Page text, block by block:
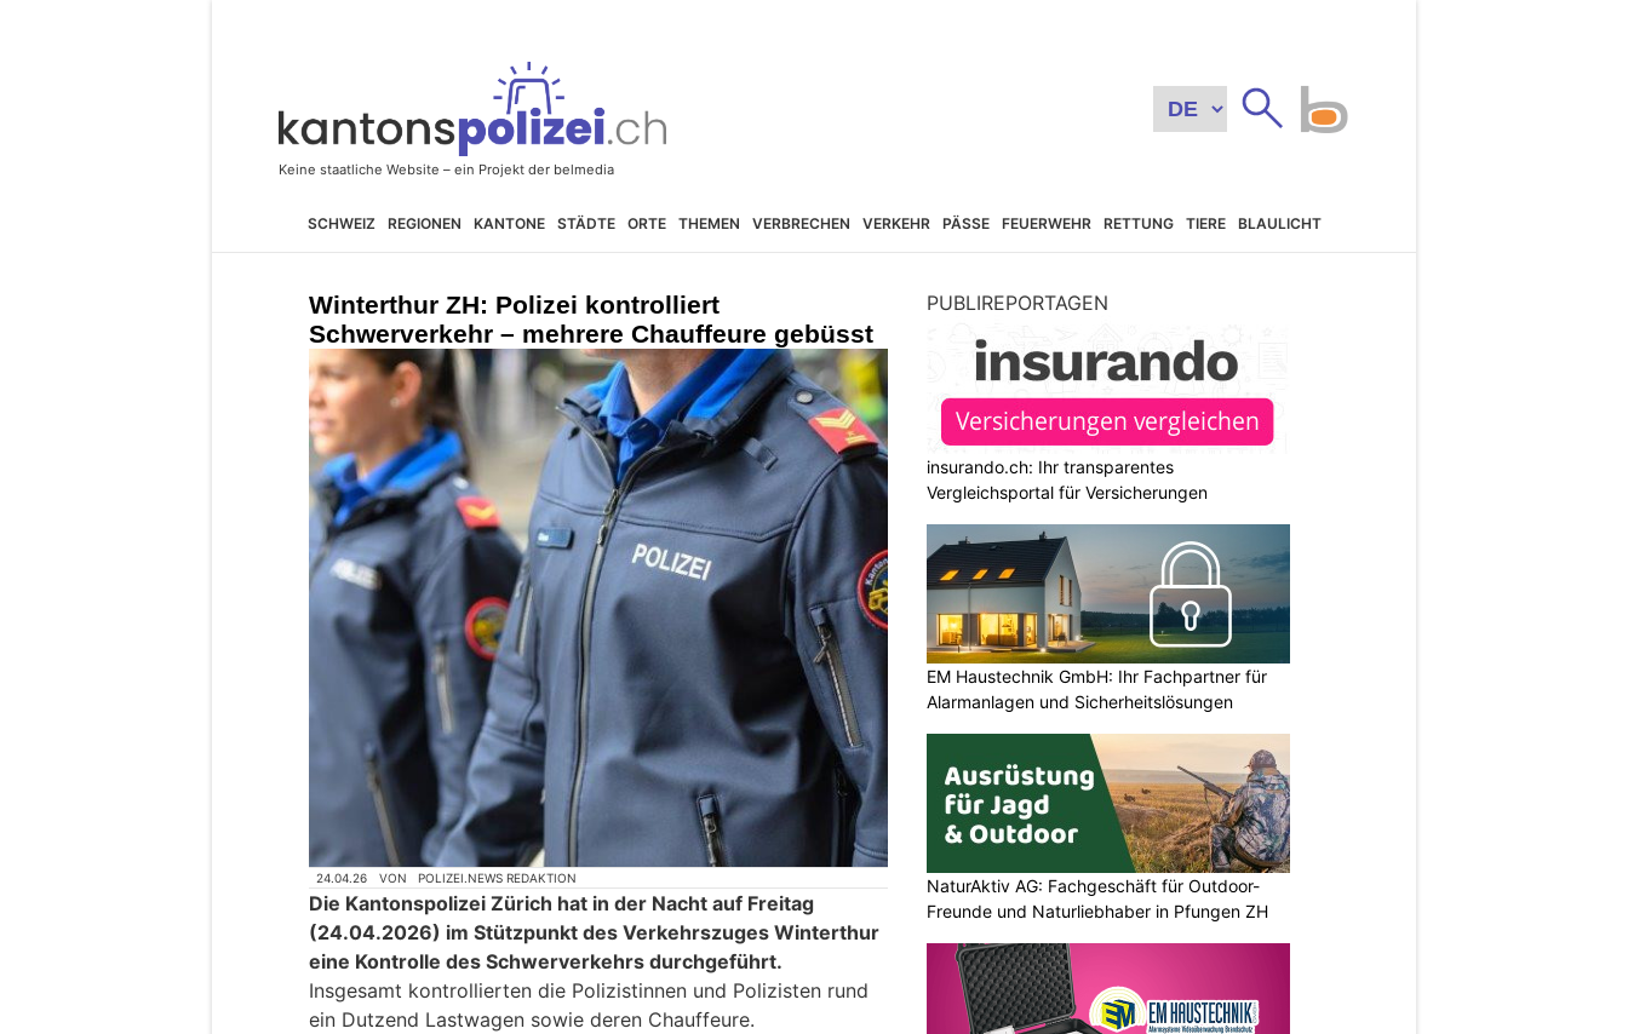
SCHWEIZ REGIONEN KANTONE STÄDTE ORTE THEMEN VERBRECHEN VERKEHR PÄSSE FEUERWEHR RETTUNG TIERE BLAULICHT
Winterthur ZH: Polizei kontrolliert
Schwerverkehr – mehrere Chauffeure gebüsst
24.04.26 VON POLIZEI.NEWS REDAKTION
Die Kantonspolizei Zürich hat in der Nacht auf Freitag
(24.04.2026) im Stützpunkt des Verkehrszuges Winterthur
eine Kontrolle des Schwerverkehrs durchgeführt.
Insgesamt kontrollierten die Polizistinnen und Polizisten rund
ein Dutzend Lastwagen sowie deren Chauffeure.
PUBLIREPORTAGEN
insurando.ch: Ihr transparentes
Vergleichsportal für Versicherungen
EM Haustechnik GmbH: Ihr Fachpartner für
Alarmanlagen und Sicherheitslösungen
NaturAktiv AG: Fachgeschäft für Outdoor-
Freunde und Naturliebhaber in Pfungen ZH